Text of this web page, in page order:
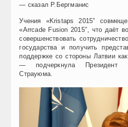
— сказал Р.Бергманис
Учения «Kristaps 2015″
«Arrcade Fusion 2015″, что даёт
совершенствовать
государства и получить
поддержке со стороны Латвии
— подчеркнула Президент
Страуюма.